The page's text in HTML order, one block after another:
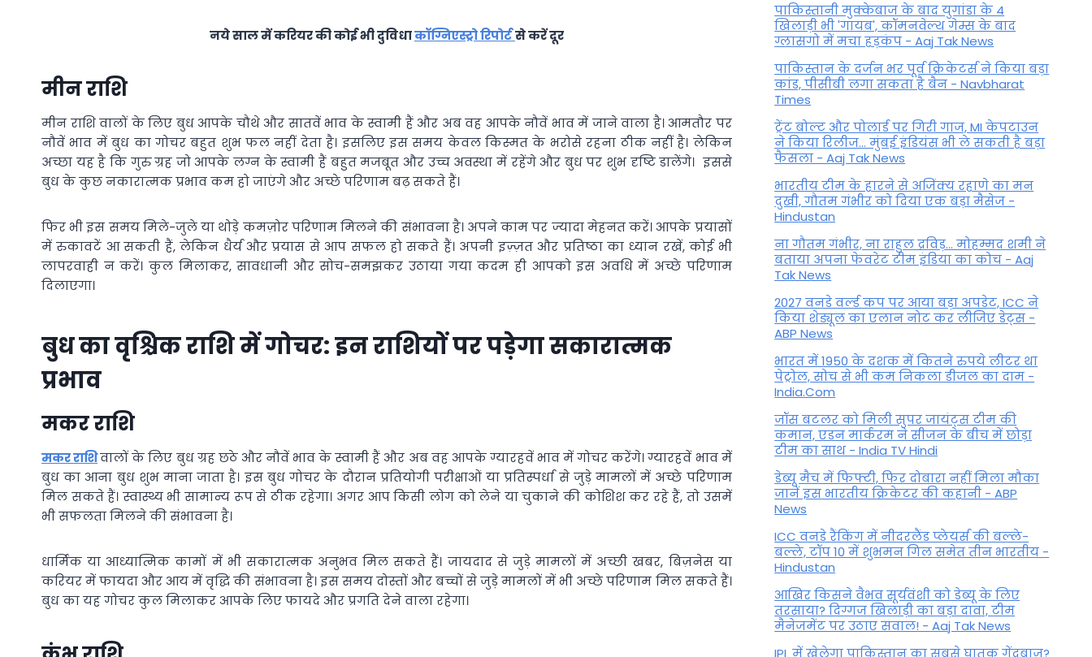
नये साल में करियर की कोई भी दुविधाकॉग्निएस्ट्रो रिपोर्टसे करें दूर
मीन राशि
मीन राशि वालों के लिए बुध आपके चौथे और सातवें भाव के स्वामी हैं और अब वह आपके नौवें भाव में जाने वाला है। आमतौर पर
नौवें भाव में बुध का गोचर बहुत शुभ फल नहीं देता है। इसलिए इस समय केवल किस्मत के भरोसे रहना ठीक नहीं है। लेकिन
अच्छा यह है कि गुरु ग्रह जो आपके लग्न के स्वामी हैं बहुत मजबूत और उच्च अवस्था में रहेंगे और बुध पर शुभ दृष्टि डालेंगे। इससे
बुध के कुछ नकारात्मक प्रभाव कम हो जाएंगे और अच्छे परिणाम बढ़ सकते हैं।
फिर भी इस समय मिले-जुले या थोड़े कमज़ोर परिणाम मिलने की संभावना है। अपने काम पर ज्यादा मेहनत करें। आपके प्रयासों
में रुकावटें आ सकती हैं, लेकिन धैर्य और प्रयास से आप सफल हो सकते हैं। अपनी इज़्ज़त और प्रतिष्ठा का ध्यान रखें, कोई भी
लापरवाही न करें। कुल मिलाकर, सावधानी और सोच-समझकर उठाया गया कदम ही आपको इस अवधि में अच्छे परिणाम
दिलाएगा।
बुध का वृश्चिक राशि में गोचर: इन राशियों पर पड़ेगा सकारात्मक
प्रभाव
मकर राशि
मकर राशिवालों के लिए बुध ग्रह छठे और नौवें भाव के स्वामी हैं और अब वह आपके ग्यारहवें भाव में गोचर करेंगे। ग्यारहवें भाव में
बुध का आना बुध शुभ माना जाता है। इस बुध गोचर के दौरान प्रतियोगी परीक्षाओं या प्रतिस्पर्धा से जुड़े मामलों में अच्छे परिणाम
मिल सकते हैं। स्वास्थ्य भी सामान्य रूप से ठीक रहेगा। अगर आप किसी लोग को लेने या चुकाने की कोशिश कर रहे हैं, तो उसमें
भी सफलता मिलने की संभावना है।
धार्मिक या आध्यात्मिक कामों में भी सकारात्मक अनुभव मिल सकते हैं। जायदाद से जुड़े मामलों में अच्छी खबर, बिज़नेस या
करियर में फायदा और आय में वृद्धि की संभावना है। इस समय दोस्तों और बच्चों से जुड़े मामलों में भी अच्छे परिणाम मिल सकते हैं।
बुध का यह गोचर कुल मिलाकर आपके लिए फायदे और प्रगति देने वाला रहेगा।
पाकिस्तानी मुक्केबाज के बाद युगांडा के 4
खिलाड़ी भी 'गायब', कॉमनवेल्थ गेम्स के बाद
ग्लासगो में मचा हड़कंप - Aaj Tak News
पाकिस्तान के दर्जन भर पूर्व क्रिकेटर्स ने किया बड़ा
कांड, पीसीबी लगा सकता है बैन - Navbharat
Times
ट्रेंट बोल्ट और पोलार्ड पर गिरी गाज, MI केपटाउन
ने किया रिलीज... मुंबई इंडियंस भी ले सकती है बड़ा
फैसला - Aaj Tak News
भारतीय टीम के हारने से अजिंक्य रहाणे का मन
दुखी, गौतम गंभीर को दिया एक बड़ा मैसेज -
Hindustan
ना गौतम गंभीर, ना राहुल द्रव‍िड़... मोहम्मद शमी ने
बताया अपना फेवरेट टीम इंड‍िया का कोच - Aaj
Tak News
2027 वनडे वर्ल्ड कप पर आया बड़ा अपडेट, ICC ने
किया शेड्यूल का एलान नोट कर लीजिए डेट्स -
ABP News
भारत में 1950 के दशक में कितने रुपये लीटर था
पेट्रोल, सोच से भी कम निकला डीजल का दाम -
India.Com
जॉस बटलर को मिली सुपर जायंट्स टीम की
कमान, एडन मार्करम ने सीजन के बीच में छोड़ा
टीम का साथ - India TV Hindi
डेब्यू मैच में फिफ्टी, फिर दोबारा नहीं मिला मौका
जानें इस भारतीय क्रिकेटर की कहानी - ABP
News
ICC वनडे रैंकिंग में नीदरलैंड प्लेयर्स की बल्ले-
बल्ले, टॉप 10 में शुभमन गिल समेत तीन भारतीय -
Hindustan
आखिर किसने वैभव सूर्यवंशी को डेब्यू के लिए
तरसाया? दिग्गज खिलाड़ी का बड़ा दावा, टीम
मैनेजमेंट पर उठाए सवाल! - Aaj Tak News
IPL में खेलेगा पाकिस्तान का सबसे घातक गेंदबाज?